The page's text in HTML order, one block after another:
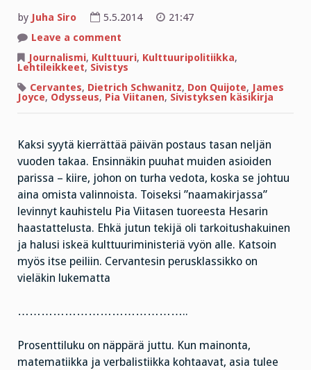
by Juha Siro 5.5.2014
21:47
Leave a comment
sivistysprosenttiasi
Journalismi, Kulttuuri, Kulttuuripolitiikka,
Lehtileikkeet, Sivistys
Cervantes, Dietrich Schwanitz, Don Quijote, James
Joyce, Odysseus, Pia Viitanen, Sivistyksen käsikirja
Kaksi syytä kierrättää päivän postaus tasan neljän
vuoden takaa. Ensinnäkin puuhat muiden asioiden
parissa – kiire, johon on turha vedota, koska se johtuu
aina omista valinnoista. Toiseksi ”naamakirjassa”
levinnyt kauhistelu Pia Viitasen tuoreesta Hesarin
haastattelusta. Ehkä jutun tekijä oli tarkoitushakuinen
ja halusi iskeä kulttuuriministeriä vyön alle. Katsoin
myös itse peiliin. Cervantesin perusklassikko on
vieläkin lukematta
……………………………………..
Prosenttiluku on näppärä juttu. Kun mainonta,
matematiikka ja verbalistiikka kohtaavat, asia tulee